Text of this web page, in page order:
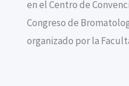
en el Centro de
Congreso de
organizado por la